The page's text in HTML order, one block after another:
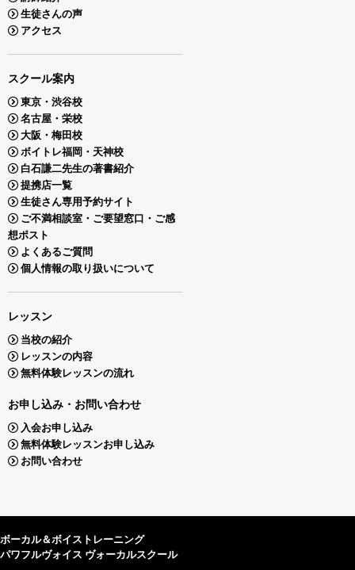
生徒さんの声
アクセス
スクール案内
東京・渋谷校
名古屋・栄校
大阪・梅田校
ボイトレ福岡・天神校
白石謙二先生の著書紹介
提携店一覧
生徒さん専用予約サイト
ご不満相談室・ご要望窓口・ご感
想ポスト
よくあるご質問
個人情報の取り扱いについて
レッスン
当校の紹介
レッスンの内容
無料体験レッスンの流れ
お申し込み・お問い合わせ
入会お申し込み
無料体験レッスンお申し込み
お問い合わせ
ボーカル＆ボイストレーニング
パワフルヴォイス ヴォーカルスクール